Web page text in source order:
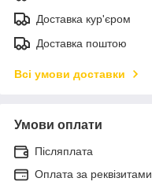
Доставка кур'єром
Доставка поштою
Всі умови доставки
Умови оплати
Післяплата
Оплата за реквізитами